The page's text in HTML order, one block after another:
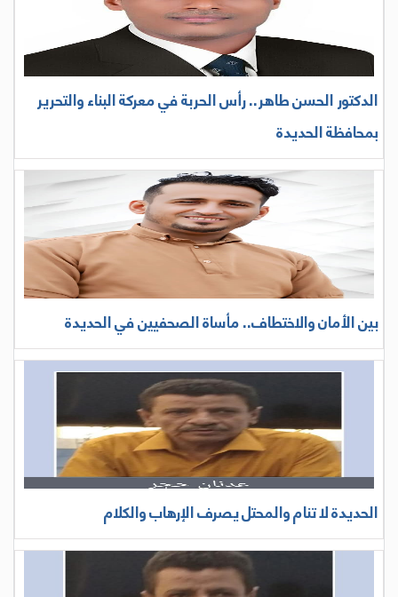
الدكتور الحسن طاهر.. رأس الحربة في معركة البناء والتحرير
بمحافظة الحديدة
بين الأمان والاختطاف.. مأساة الصحفيين في الحديدة
الحديدة لا تنام والمحتل يصرف الإرهاب والكلام